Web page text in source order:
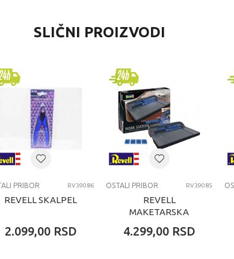
Ostali pribor
Revell
dečaci
8+ godina
OSTALI PRIBOR
SLIČNI PROIZVODI
PRIBOR RV39086
REVELL SKALPEL
2.099,00 RSD
OSTALI PRIBOR RV39085
REVELL
MAKETARSKA
4.299,00 RSD